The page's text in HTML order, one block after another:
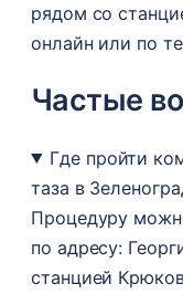
рядом со
онлайн или по
Частые
Где пройти
таза в
Процедуру
по адресу:
станцией